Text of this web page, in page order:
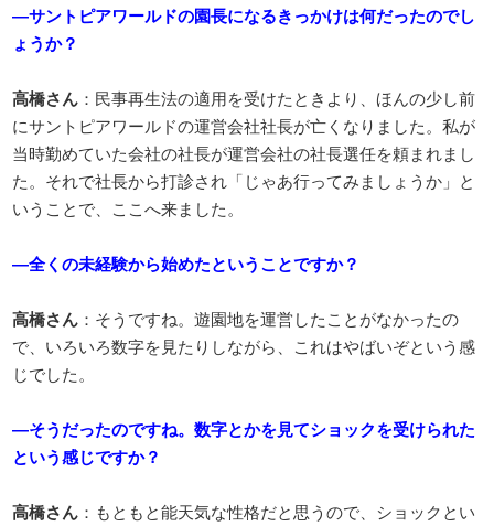
―サントピアワールドの園長になるきっかけは何だったのでし
ょうか？
高橋さん ：民事再生法の適用を受けたときより、ほんの少し前
にサントピアワールドの運営会社社長が亡くなりました。私が
当時勤めていた会社の社長が運営会社の社長選任を頼まれまし
た。それで社長から打診され「じゃあ行ってみましょうか」と
いうことで、ここへ来ました。
―全くの未経験から始めたということですか？
高橋さん ：そうですね。遊園地を運営したことがなかったの
で、いろいろ数字を見たりしながら、これはやばいぞという感
じでした。
―そうだったのですね。数字とかを見てショックを受けられた
という感じですか？
高橋さん ：もともと能天気な性格だと思うので、ショックとい